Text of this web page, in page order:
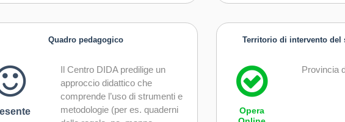
Capacità di riflessione critica e
Capacità di lavorare sia in
modalità collaborativa in gruppo
sia in maniera autonoma
Quadro pedagogico
Il Centro DIDA predilige un
approccio didattico che
comprende l’uso di strumenti e
metodologie (per es. quaderni
Territorio di intervento del
Opera
Provincia